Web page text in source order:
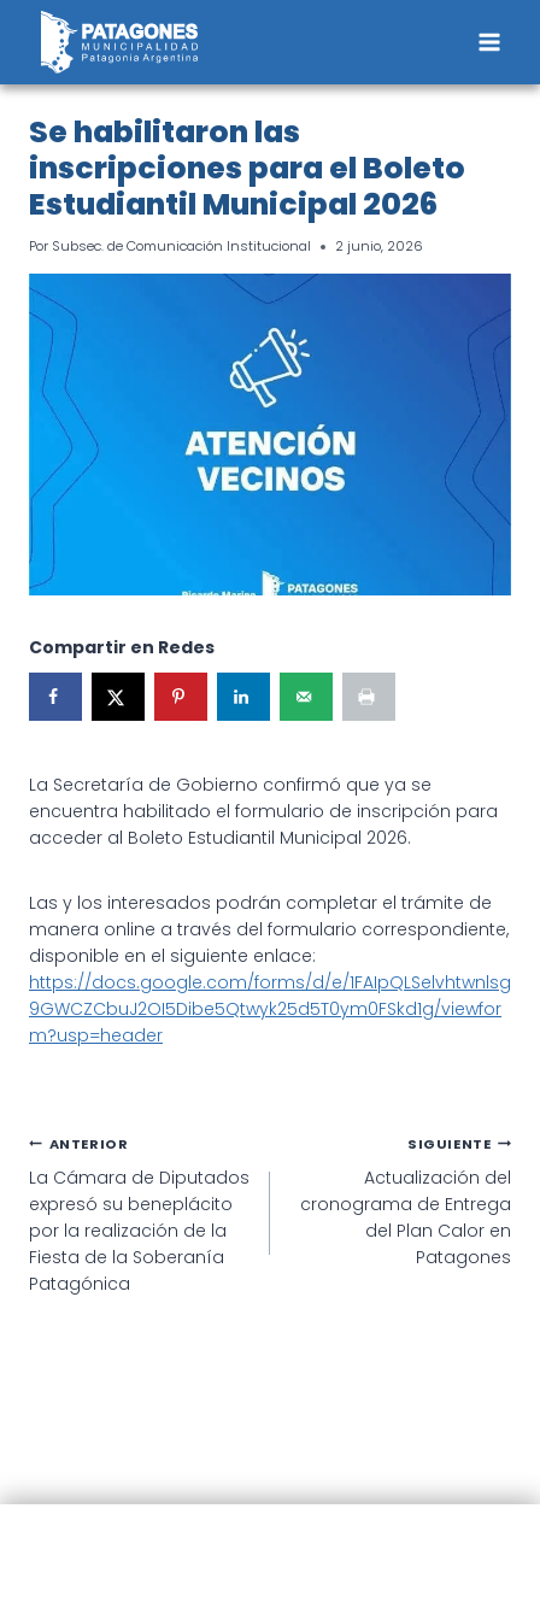
Saltar
contenido
Se habilitaron las
inscripciones para el Boleto
Estudiantil Municipal 2026
Por Subsec. de Comunicación Institucional 2 junio, 2026
Compartir en Redes
La Secretaría de Gobierno confirmó que ya se
encuentra habilitado el formulario de inscripción para
acceder al Boleto Estudiantil Municipal 2026.
Las y los interesados podrán completar el trámite de
manera online a través del formulario correspondiente,
disponible en el siguiente enlace:
https://docs.google.com/forms/d/e/1FAIpQLSelvhtwnlsg
9GWCZCbuJ2OI5Dibe5Qtwyk25d5T0ym0FSkd1g/viewfor
m?usp=header
Navegación
de
entradas
ANTERIOR
La Cámara de Diputados
expresó su beneplácito
por la realización de la
Fiesta de la Soberanía
Patagónica
SIGUIENTE
Actualización del
cronograma de Entrega
del Plan Calor en
Patagones